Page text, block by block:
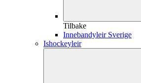
Tilbake
Innebandyleir Sverige
Ishockeyleir